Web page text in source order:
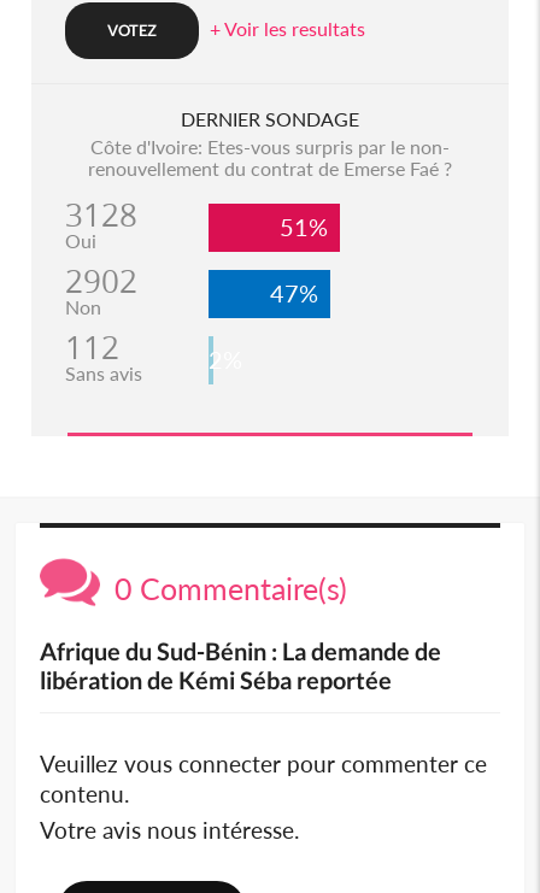
+ Voir les resultats
DERNIER SONDAGE
Côte d'Ivoire: Etes-vous surpris par le non-
renouvellement du contrat de Emerse Faé ?
3128
Oui 51%
2902
Non 47%
112
Sans avis 2%
0 Commentaire(s)
Afrique du Sud-Bénin : La demande de
libération de Kémi Séba reportée
Veuillez vous connecter pour commenter ce
contenu.
Votre avis nous intéresse.